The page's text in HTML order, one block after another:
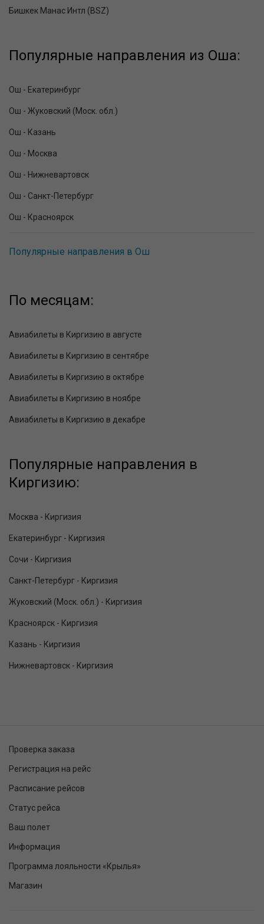
Бишкек Манас Интл (BSZ)
Популярные направления из Оша:
Ош - Екатеринбург
Ош - Жуковский (Моск. обл.)
Ош - Казань
Ош - Москва
Ош - Нижневартовск
Ош - Санкт-Петербург
Ош - Красноярск
Популярные направления в Ош
По месяцам:
Авиабилеты в Киргизию в августе
Авиабилеты в Киргизию в сентябре
Авиабилеты в Киргизию в октябре
Авиабилеты в Киргизию в ноябре
Авиабилеты в Киргизию в декабре
Популярные направления в
Киргизию:
Москва - Киргизия
Екатеринбург - Киргизия
Сочи - Киргизия
Санкт-Петербург - Киргизия
Жуковский (Моск. обл.) - Киргизия
Красноярск - Киргизия
Казань - Киргизия
Нижневартовск - Киргизия
Проверка заказа
Регистрация на рейс
Расписание рейсов
Статус рейса
Ваш полет
Информация
Программа лояльности «Крылья»
Магазин